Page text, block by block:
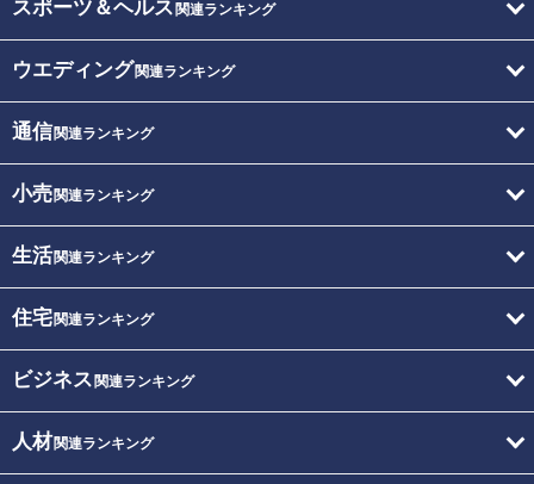
スポーツ＆ヘルス 関連ランキング
ウエディング関連ランキング
通信関連ランキング
小売関連ランキング
生活関連ランキング
住宅関連ランキング
ビジネス 関連ランキング
人材関連ランキング